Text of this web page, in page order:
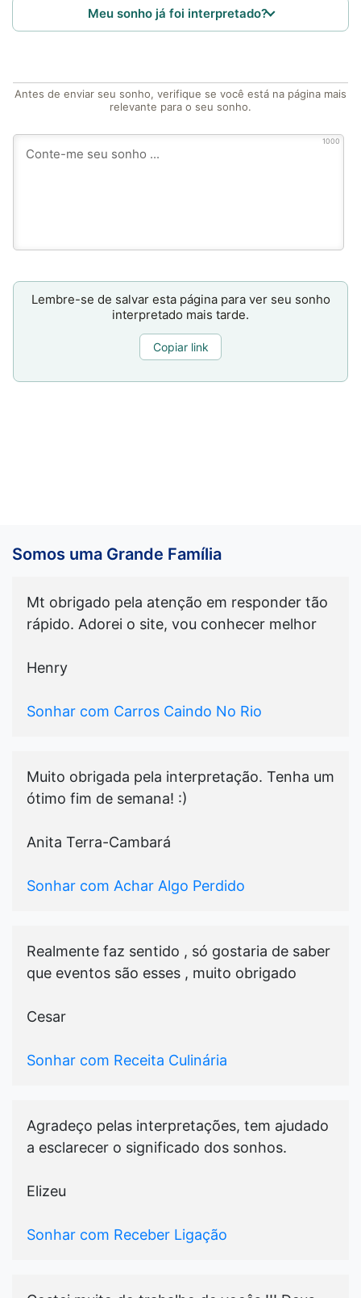
Meu sonho já foi interpretado?
Antes de enviar seu sonho, verifique se você está na página mais
relevante para o seu sonho.
1000
Lembre-se de salvar esta página para ver seu sonho
interpretado mais tarde.
Copiar link
Somos uma Grande Família
Mt obrigado pela atenção em responder tão
rápido. Adorei o site, vou conhecer melhor
Henry
Sonhar com Carros Caindo No Rio
Muito obrigada pela interpretação. Tenha um
ótimo fim de semana! :)
Anita Terra-Cambará
Sonhar com Achar Algo Perdido
Realmente faz sentido , só gostaria de saber
que eventos são esses , muito obrigado
Cesar
Sonhar com Receita Culinária
Agradeço pelas interpretações, tem ajudado
a esclarecer o significado dos sonhos.
Elizeu
Sonhar com Receber Ligação